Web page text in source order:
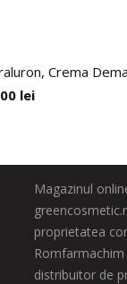
Crema
lei
Magazinul
proprietatea
distribuitor de